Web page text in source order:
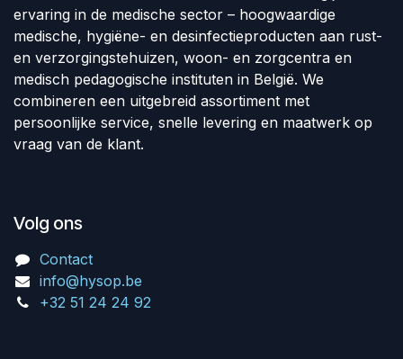
ervaring in de medische sector – hoogwaardige
medische, hygiëne- en desinfectieproducten aan rust-
en verzorgingstehuizen, woon- en zorgcentra en
medisch pedagogische instituten in België. We
combineren een uitgebreid assortiment met
persoonlijke service, snelle levering en maatwerk op
vraag van de klant.
Volg ons
Contact
info@hysop.be
+32 51 24 24 92